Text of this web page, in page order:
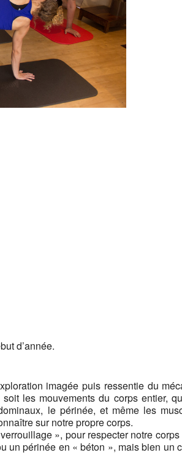
d’année.
imagée puis ressentie du
les mouvements du corps entier,
le périnée, et même les
sur notre propre corps.
», pour respecter notre
un périnée en « béton », mais bien un